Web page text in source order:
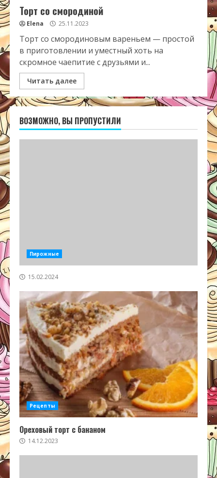
Торт со смородиной
Elena 25.11.2023
Торт со смородиновым вареньем — простой
в приготовлении и уместный хоть на
скромное чаепитие с друзьями и...
Читать далее
ВОЗМОЖНО, ВЫ ПРОПУСТИЛИ
Пирожные
15.02.2024
Рецепты
Ореховый торт с бананом
14.12.2023